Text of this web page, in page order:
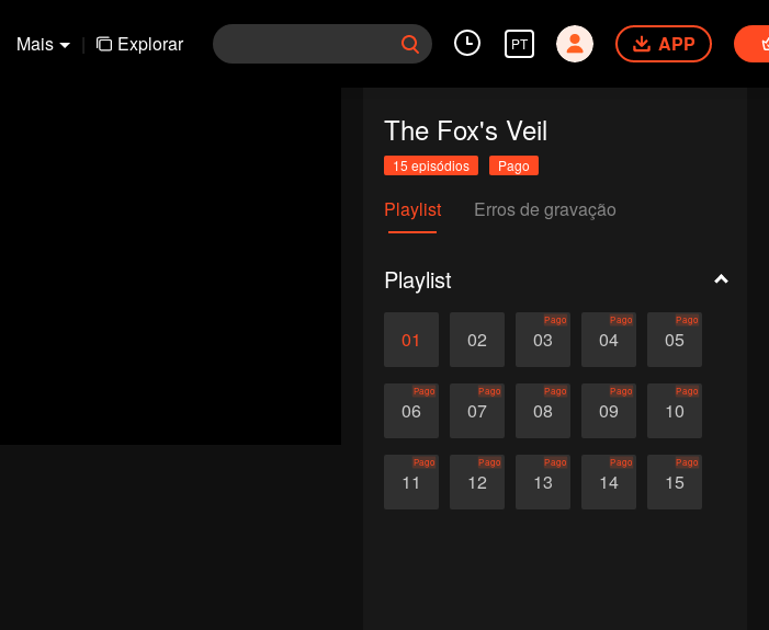
Mais | Explorar PT APP
The Fox's Veil
15 episódios Pago
Playlist Erros de gravação
Playlist
01 02 03
Pago
04
Pago
05
Pago
06
Pago
07
Pago
08
Pago
09
Pago
10
Pago
11
Pago
12
Pago
13
Pago
14
Pago
15
Pago